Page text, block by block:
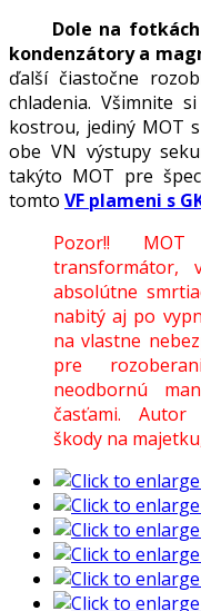
Dole na
kondenzátory a
ďalší čiastočne
chladenia. Všimnite
kostrou, jediný MOT
obe VN výstupy
takýto MOT pre
tomto VF plameni s
Pozor!!
transformátor,
absolútne
nabitý aj po
na vlastne
pre
neodbornú
časťami. Autor
škody na